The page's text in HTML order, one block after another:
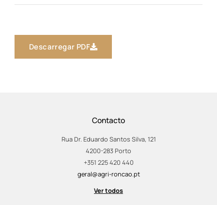
Descarregar PDF
Contacto
Rua Dr. Eduardo Santos Silva, 121
4200-283 Porto
+351 225 420 440
geral@agri-roncao.pt
Ver todos